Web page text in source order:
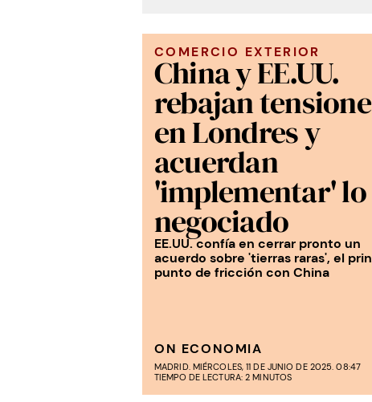
COMERCIO EXTERIOR
China y EE.UU.
rebajan
en Londres y
acuerdan
'implementar' lo
negociado
EE.UU. confía en cerrar pronto un
acuerdo sobre 'tierras raras', el
punto de fricción con China
ON ECONOMIA
MADRID. MIÉRCOLES, 11 DE JUNIO DE 2025. 08:47
TIEMPO DE LECTURA: 2 MINUTOS